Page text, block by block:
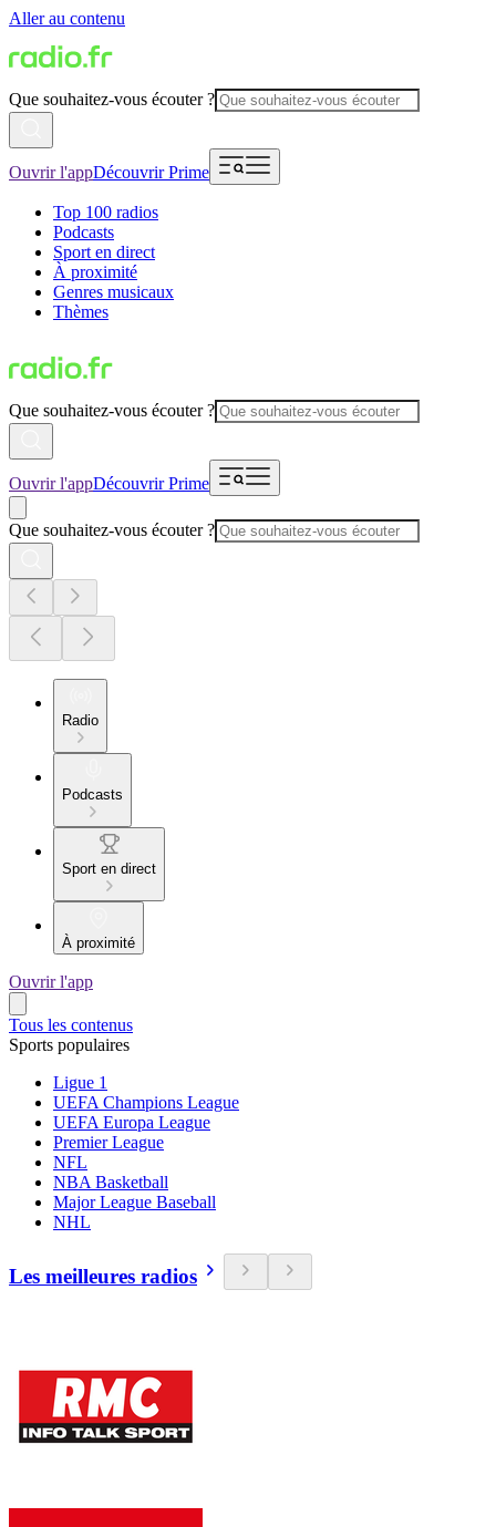
Aller au contenu
Que souhaitez-vous écouter ?
Ouvrir l'appDécouvrir Prime
Top 100 radios
Podcasts
Sport en direct
À proximité
Genres musicaux
Thèmes
Que souhaitez-vous écouter ?
Ouvrir l'appDécouvrir Prime
Que souhaitez-vous écouter ?
Radio
Podcasts
Sport en direct
À proximité
Ouvrir l'app
Tous les contenus
Sports populaires
Ligue 1
UEFA Champions League
UEFA Europa League
Premier League
NFL
NBA Basketball
Major League Baseball
NHL
Les meilleures radios